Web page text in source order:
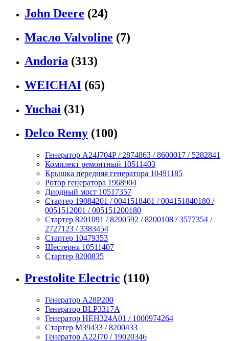
John Deere (24)
Масло Valvoline (7)
Andoria (313)
WEICHAI (65)
Yuchai (31)
Delco Remy (100)
Генератор A24J704P / 2874863 / 8600017 / 5282841
Комплект ремонтный 10511403
Крышка передняя генератора 10491185
Ротор генератора 1968904
Диодный мост 10517357
Стартер 19084201 / 0041518401 / 004151840180 /
0051512001 / 005151200180
Стартер 8201091 / 8200592 / 8200108 / 3577354 /
2727123 / 3383454
Стартер 10479353
Шестерня 10511407
Стартер 8200835
Prestolite Electric (110)
Генератор A28P200
Генератор BLP3317A
Генератор HEH324A01 / 1000974264
Стартер M39433 / 8200433
Генератор A22J70 / 19020346